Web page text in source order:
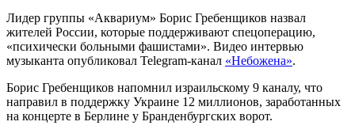
Лидер группы «Аквариум» Борис Гребенщиков назвал
жителей России, которые поддерживают спецоперацию,
«психически больными фашистами». Видео интервью
музыканта опубликовал Telegram-канал «Небожена».
Борис Гребенщиков напомнил израильскому 9 каналу, что
направил в поддержку Украине 12 миллионов, заработанных
на концерте в Берлине у Бранденбургских ворот.